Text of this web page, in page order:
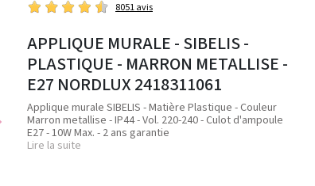
8051 avis
APPLIQUE MURALE - SIBELIS -
PLASTIQUE - MARRON METALLISE -
E27 NORDLUX 2418311061
Applique murale SIBELIS - Matière Plastique - Couleur
Marron metallise - IP44 - Vol. 220-240 - Culot d'ampoule
E27 - 10W Max. - 2 ans garantie
Lire la suite